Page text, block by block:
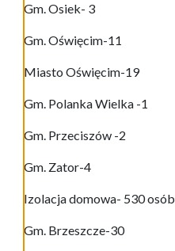
Gm. Osiek- 3
Gm. Oświęcim-11
Miasto Oświęcim-19
Gm. Polanka Wielka -1
Gm. Przeciszów -2
Gm. Zator-4
Izolacja domowa- 530 osób
Gm. Brzeszcze-30